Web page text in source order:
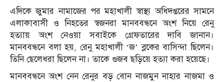
এদিকে জুমার নামাজের পর মহাখালী স্বাস্থ্য অধিদপ্তরের সামনে
এলাকাবাসী ও নিহতের স্বজনরা মানববন্ধনে অংশ নিয়ে রেনু
হত্যায় অংশ নেওয়া সবাইকে গ্রেফতারের দাবি জানান।
মানববন্ধনে বলা হয়, রেনু মহাখালী ‘জ’ ব্লকের বাসিন্দা ছিলেন।
তিনি ছেলেধরা ছিলেন না। তাকে গুজব ছড়িয়ে হত্যা করা হয়েছে।
মানববন্ধনে অংশ নেন রেনুর বড় বোন নাজমুন নাহার নাজমা ও